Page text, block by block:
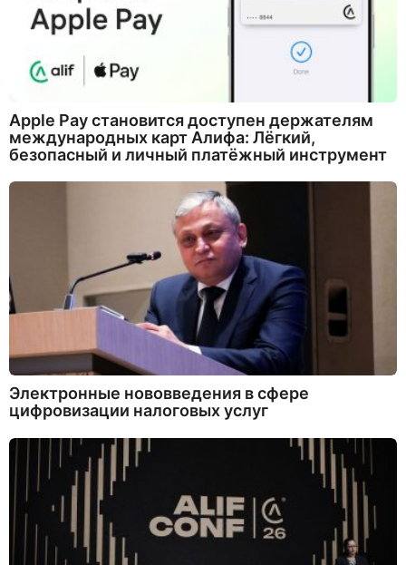
Apple Pay становится доступен держателям
международных карт Алифа: Лёгкий,
безопасный и личный платёжный инструмент
Электронные нововведения в сфере
цифровизации налоговых услуг